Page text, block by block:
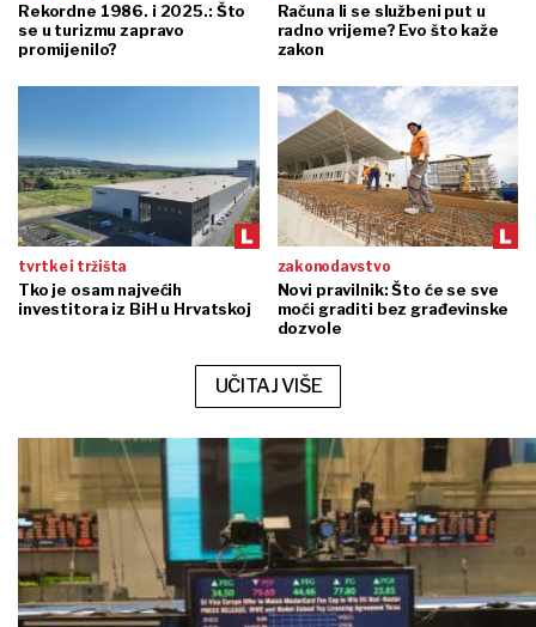
Rekordne 1986. i 2025.: Što
se u turizmu zapravo
promijenilo?
Računa li se službeni put u
radno vrijeme? Evo što kaže
zakon
tvrtke i tržišta
Tko je osam najvećih
investitora iz BiH u Hrvatskoj
zakonodavstvo
Novi pravilnik: Što će se sve
moći graditi bez građevinske
dozvole
UČITAJ VIŠE